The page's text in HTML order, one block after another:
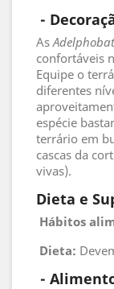
-
As
confortáveis
Equipe o
diferentes
espécie
terrário em
cascas da
vivas).
Dieta e
Hábitos
Dieta:
-